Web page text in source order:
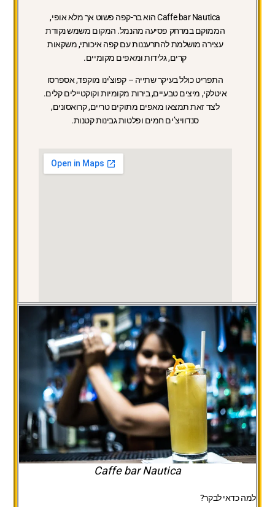
Caffe bar Nauticaהוא בר-קפה פשוט אך מלא אופי,
הממוקם במרחק פסיעה מהנמל. המקום משמש נקודת
עצירה מושלמת להתרעננות עם קפה איכותי, משקאות
קרים, גלידות ומאפים מקומיים.
התפריטכולל בעיקר שתייה – קפוצ'ינו מוקפד, אספרסו
איטלקי, מיצים טבעיים, בירות מקומיות וקוקטיילים קלים.
לצד זאת תמצאו מאפים מתוקים טריים, קרואסונים,
סנדוויצ’ים חמים ופלטות גבינות קטנות.
Caffe bar Nautica
למה כדאי לבקר?